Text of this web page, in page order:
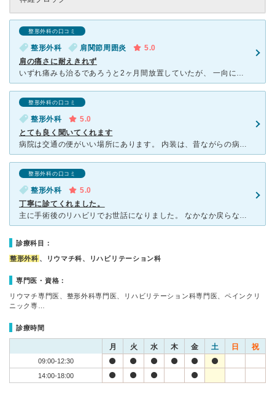
整形外科の口コミ
整形外科 肩関節周囲炎
5.0
肩の痛さに耐えきれず
いずれ痛みも治るであろうと2ヶ月間放置していたが、 一向に回復しないので口コミを参考に病院を探し不安ながら診察して頂きました。 レントゲン及び問診にて肩関節周囲炎と診断され、 症状と治療法を丁寧
整形外科の口コミ
整形外科
5.0
とても良く聞いてくれます
病院は交通の便がいい場所にあります。 内装は、昔ながらの病院という感じで華美ではありませんが綺麗です。 待合の席はあまり多くなく、いつも患者さんでいっぱいです。 平日でも待ち時間が結構あるよ
整形外科の口コミ
整形外科
5.0
丁寧に診てくれました。
主に手術後のリハビリでお世話になりました。 なかなか戻らない握力や手の力や 可動範囲が狭まり気味の腕関係などを 物理療法で温めてもらってから ビリビリしてもらって動かしてもらい、 たまに診察
診療科目：
整形外科 、リウマチ科、リハビリテーション科
専門医・資格：
リウマチ専門医、整形外科専門医、リハビリテーション科専門医、ペインクリ
ニック専…
診療時間
月 火 水 木 金 土 日 祝
09:00-12:30
14:00-18:00